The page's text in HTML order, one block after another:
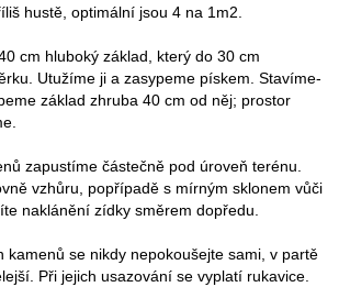
hustě, optimální jsou 4 na 1m2.
cm hluboký základ, který do 30 cm
Utužíme ji a zasypeme pískem. Stavíme-
základ zhruba 40 cm od něj; prostor
zapustíme částečně pod úroveň terénu.
vzhůru, popřípadě s mírným sklonem vůči
naklánění zídky směrem dopředu.
kamenů se nikdy nepokoušejte sami, v partě
Při jejich usazování se vyplatí rukavice.